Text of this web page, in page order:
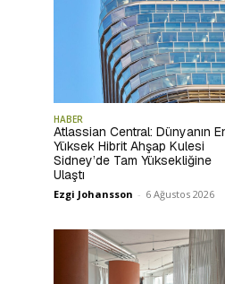
HABER
Atlassian Central: Dünyanın
Yüksek Hibrit Ahşap Kulesi
Sidney’de Tam Yüksekliğine
Ulaştı
Ezgi Johansson - 6 Ağustos 2026